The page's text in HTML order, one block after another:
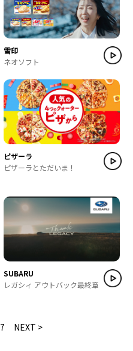
雪印
ネオソフト
ピザーラ
ピザーラとただいま！
SUBARU
レガシィ アウトバック最終章
7 NEXT >